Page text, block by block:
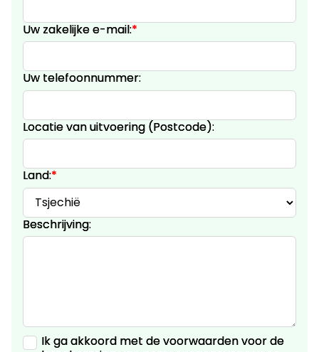
Uw zakelijke e-mail:*
Uw telefoonnummer:
Locatie van uitvoering (Postcode):
Land:*
Beschrijving:
Ik ga akkoord met de voorwaarden voor de